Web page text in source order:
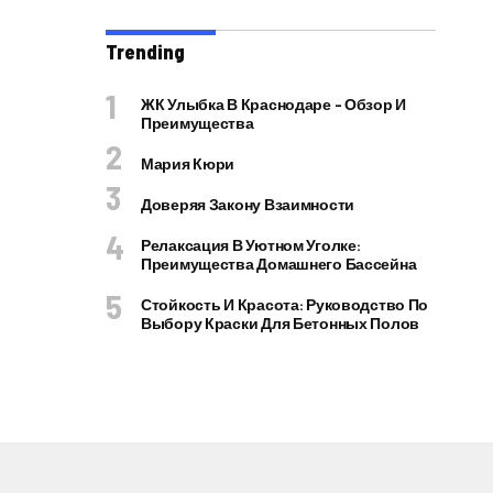
Trending
ЖК Улыбка В Краснодаре – Обзор И
Преимущества
Мария Кюри
Доверяя Закону Взаимности
Релаксация В Уютном Уголке:
Преимущества Домашнего Бассейна
Стойкость И Красота: Руководство По
Выбору Краски Для Бетонных Полов